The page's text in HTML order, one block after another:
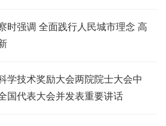
时强调 全面践行人民城市理念 高
学技术奖励大会两院院士大会中
国代表大会并发表重要讲话